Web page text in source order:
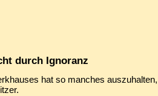
durch Ignoranz
hat so manches